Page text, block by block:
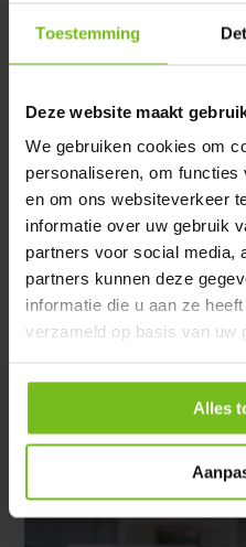
Toestemming
Deze website maakt
We gebruiken cookies om
personaliseren, om
en om ons websiteverkeer
informatie over uw gebruik
partners voor social media,
partners kunnen deze
informatie die u aan ze
verzameld op basis van uw
Alles
Verstuur email
Description du produit
Spécifications
Évaluations
Partager